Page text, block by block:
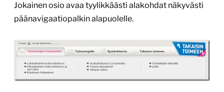
Jokainen osio avaa tyylikkäästi alakohdat näkyvästi
päänavigaatiopalkin alapuolelle.